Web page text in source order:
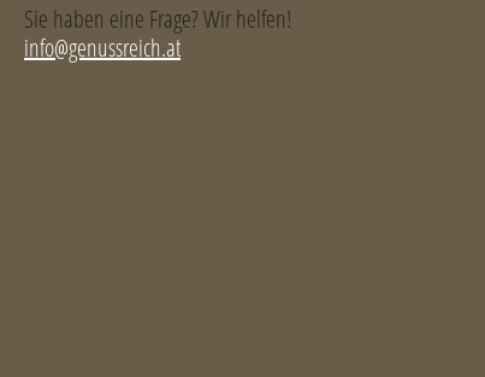
Sie haben eine Frage? Wir helfen!
info@genussreich.at